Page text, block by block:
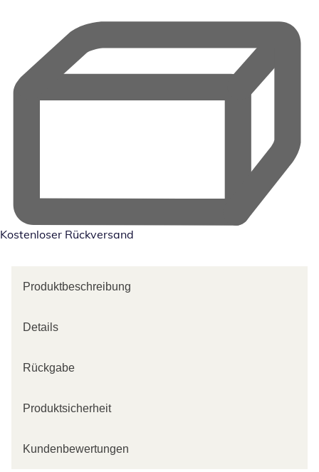
Kostenloser Rückversand
Produktbeschreibung
Details
Rückgabe
Produktsicherheit
Kundenbewertungen